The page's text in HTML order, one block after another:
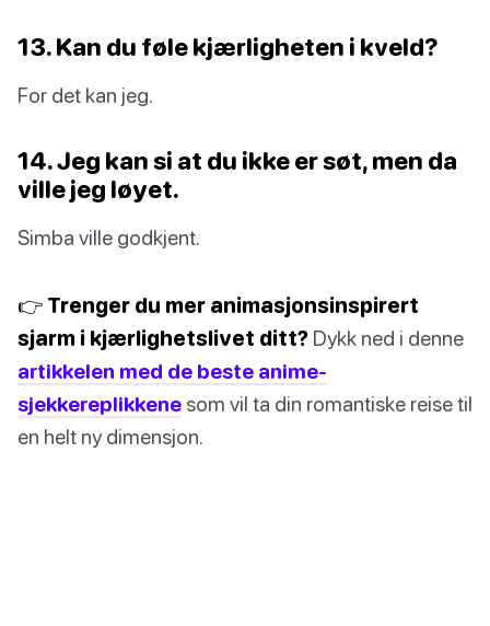
13. Kan du føle kjærligheten i kveld?
For det kan jeg.
14. Jeg kan si at du ikke er søt, men da
ville jeg løyet.
Simba ville godkjent.
👉 Trenger du mer animasjonsinspirert
sjarm i kjærlighetslivet ditt? Dykk ned i denne
artikkelen med de beste anime-
sjekkereplikkene som vil ta din romantiske reise til
en helt ny dimensjon.